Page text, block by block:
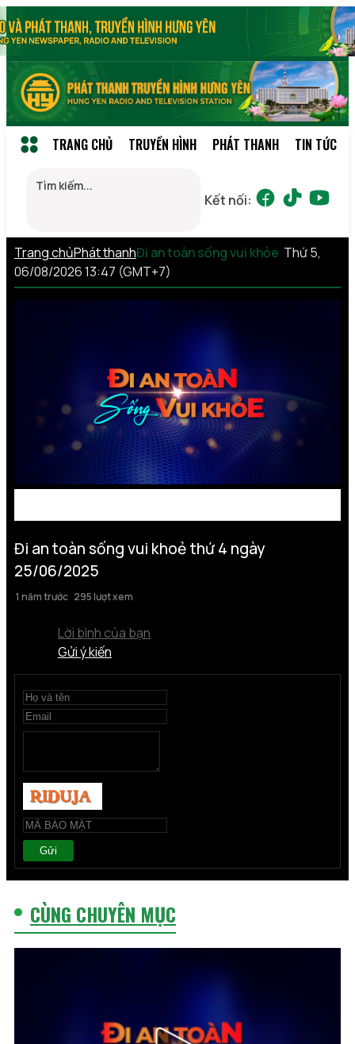
TRANG CHỦ TRUYỀN HÌNH PHÁT THANH TIN TỨC
Kết nối:
Trang chủPhát thanhĐi an toàn sống vui khỏe Thứ 5,
06/08/2026 13:47 (GMT+7)
Đi an toàn sống vui khoẻ thứ 4 ngày
25/06/2025
1 năm trước 295 lượt xem
Lời bình của bạn
Gửi ý kiến
Gửi
CÙNG CHUYÊN MỤC